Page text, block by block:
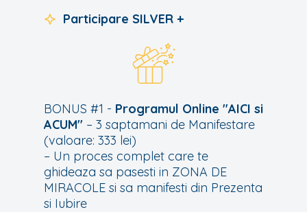
Participare SILVER +
BONUS #1 - Programul Online "AICI si
ACUM" – 3 saptamani de Manifestare
(valoare: 333 lei)
– Un proces complet care te
ghideaza sa pasesti in ZONA DE
MIRACOLE si sa manifesti din Prezenta
si Iubire